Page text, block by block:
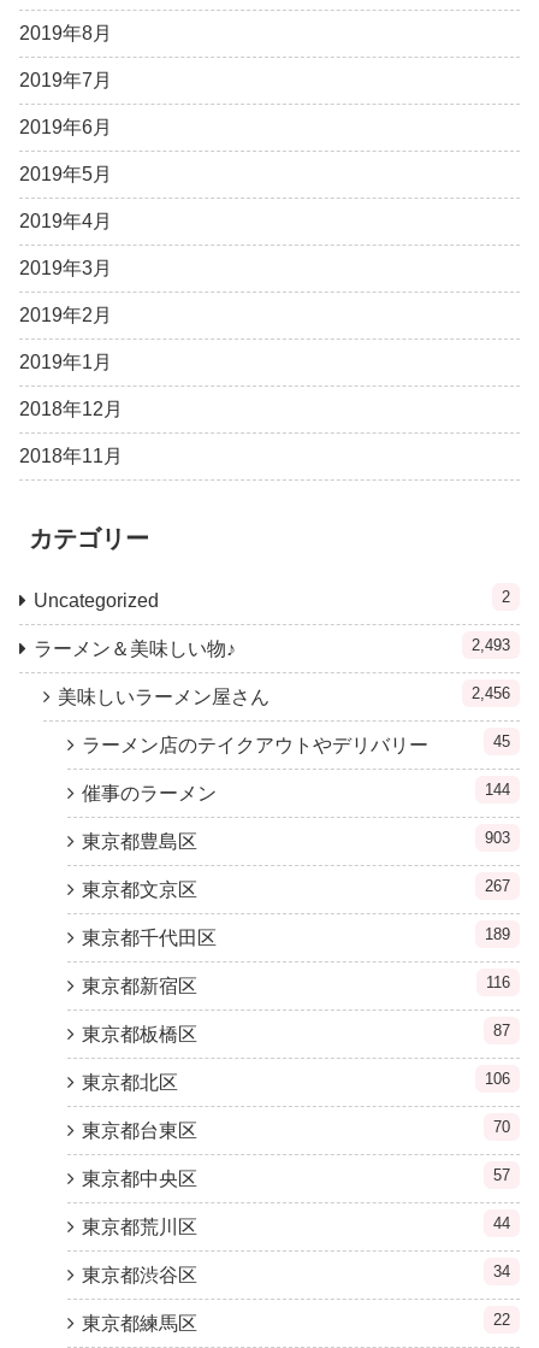
2019年8月
2019年7月
2019年6月
2019年5月
2019年4月
2019年3月
2019年2月
2019年1月
2018年12月
2018年11月
カテゴリー
Uncategorized 2
ラーメン＆美味しい物♪ 2,493
美味しいラーメン屋さん 2,456
ラーメン店のテイクアウトやデリバリー 45
催事のラーメン 144
東京都豊島区 903
東京都文京区 267
東京都千代田区 189
東京都新宿区 116
東京都板橋区 87
東京都北区 106
東京都台東区 70
東京都中央区 57
東京都荒川区 44
東京都渋谷区 34
東京都練馬区 22